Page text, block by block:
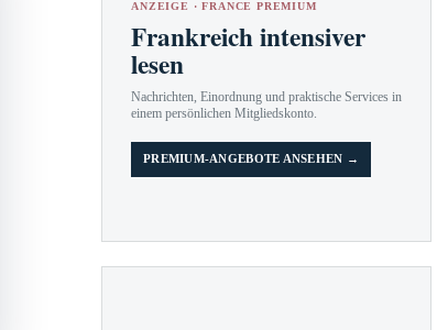
ANZEIGE · FRANCE PREMIUM
Frankreich intensiver
lesen
Nachrichten, Einordnung und praktische Services in
einem persönlichen Mitgliedskonto.
PREMIUM-ANGEBOTE ANSEHEN →